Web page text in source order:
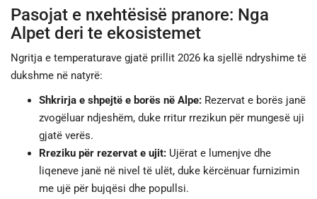
Pasojat e nxehtësisë pranore: Nga
Alpet deri te ekosistemet
Ngritja e temperaturave gjatë prillit 2026 ka sjellë ndryshime të
dukshme në natyrë:
Shkrirja e shpejtë e borës në Alpe: Rezervat e borës janë
zvogëluar ndjeshëm, duke rritur rrezikun për mungesë uji
gjatë verës.
Rreziku për rezervat e ujit: Ujërat e lumenjve dhe
liqeneve janë në nivel të ulët, duke kërcënuar furnizimin
me ujë për bujqësi dhe popullsi.